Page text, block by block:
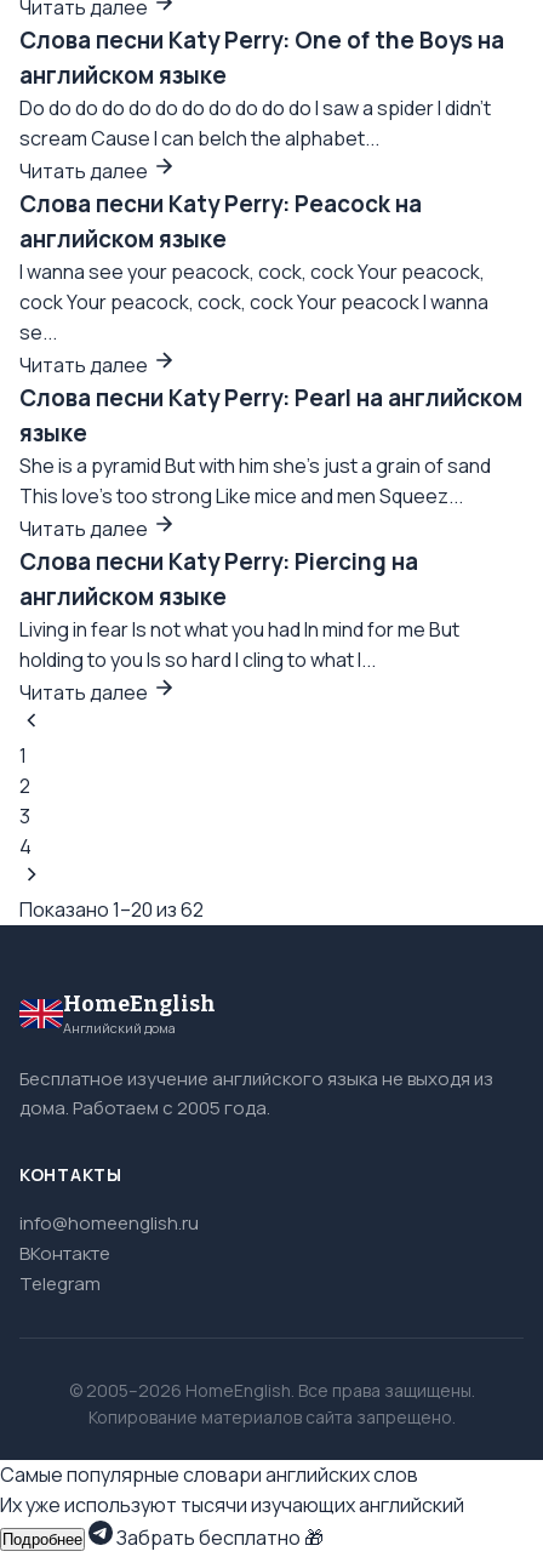
Читать далее
Слова песни Katy Perry: One of the Boys на
английском языке
Do do do do do do do do do do do I saw a spider I didn’t
scream Cause I can belch the alphabet...
Читать далее
Слова песни Katy Perry: Peacock на
английском языке
I wanna see your peacock, cock, cock Your peacock,
cock Your peacock, cock, cock Your peacock I wanna
se...
Читать далее
Слова песни Katy Perry: Pearl на английском
языке
She is a pyramid But with him she's just a grain of sand
This love's too strong Like mice and men Squeez...
Читать далее
Слова песни Katy Perry: Piercing на
английском языке
Living in fear Is not what you had In mind for me But
holding to you Is so hard I cling to what I...
Читать далее
1
2
3
4
Показано 1–20 из 62
HomeEnglish
Английский дома
Бесплатное изучение английского языка не выходя из
дома. Работаем с 2005 года.
КОНТАКТЫ
info@homeenglish.ru
ВКонтакте
Telegram
© 2005–2026 HomeEnglish. Все права защищены.
Копирование материалов сайта запрещено.
Самые популярные словари английских слов
Их уже используют тысячи изучающих английский
Подробнее
Забрать бесплатно 🎁